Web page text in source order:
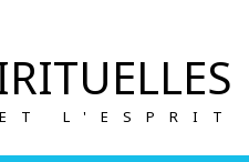
L'ESPRIT